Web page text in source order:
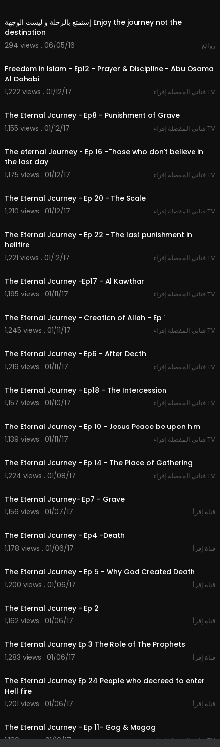
إستمتع بالرحلة و ليست الوجهة Enjoy the journey not the
destination
294 views . 06/05/16
روائع
Freedom in Islam - Ep12 - Prayer & Discipline - Abu Osama
Al Dahabi
1,222 views . 01/12/17
قناتي المفضلة إقراء TV
The Eternal Journey - Ep8 - Punishment of Grave
1,155 views . 01/12/17
قناتي المفضلة إقراء TV
The eternal Journey - Ep 16 -Those who don't believe in
the last day
1,175 views . 01/12/17
قناتي المفضلة إقراء TV
The Eternal Journey - Ep 20 - The Scale
1,210 views . 01/12/17
قناتي المفضلة إقراء TV
The Eternal Journey - Ep 22 - The last punishment in
hellfire
1,221 views . 01/12/17
قناتي المفضلة إقراء TV
The Eternal Journey -Ep17 - Al Kawthar
1,195 views . 01/11/17
قناتي المفضلة إقراء TV
The Eternal Journey - Creation of Allah - Ep 1
1,245 views . 01/11/17
قناتي المفضلة إقراء TV
The Eternal Journey - Ep6 - After Death
1,219 views . 01/11/17
قناتي المفضلة إقراء TV
The Eternal Journey - Ep18 - The Intercession
1,157 views . 01/10/17
قناتي المفضلة إقراء TV
The Eternal Journey - Ep 10 - Jesus Peace be upon him
1,139 views . 01/11/17
قناتي المفضلة إقراء TV
The Eternal Journey - Ep 14 - The Place of Gathering
1,224 views . 01/08/17
قناتي المفضلة إقراء TV
The Eternal Journey- Ep7 - Grave
1,156 views . 01/07/17
قناة إقرأ
28:11
The Eternal Journey - Ep4 -Death
1,178 views . 01/06/17
قناة إقرأ
23:44
The Eternal Journey - Ep 5 - Why God Created Death
1,200 views . 01/06/17
قناة إقرأ
23:28
The Eternal Journey - Ep 2
1,162 views . 01/06/17
قناة إقرأ
23:10
The Eternal Journey Ep 3 The Role of The Prophets
1,283 views . 01/06/17
قناة إقرأ
23:51
The Eternal Journey Ep 24 People who decreed to enter
Hell fire
1,201 views . 01/06/17
قناة إقرأ
27:41
The Eternal Journey - Ep 11- Gog & Magog
1,186 views . 01/10/17
قناتي المفضلة إقراء TV